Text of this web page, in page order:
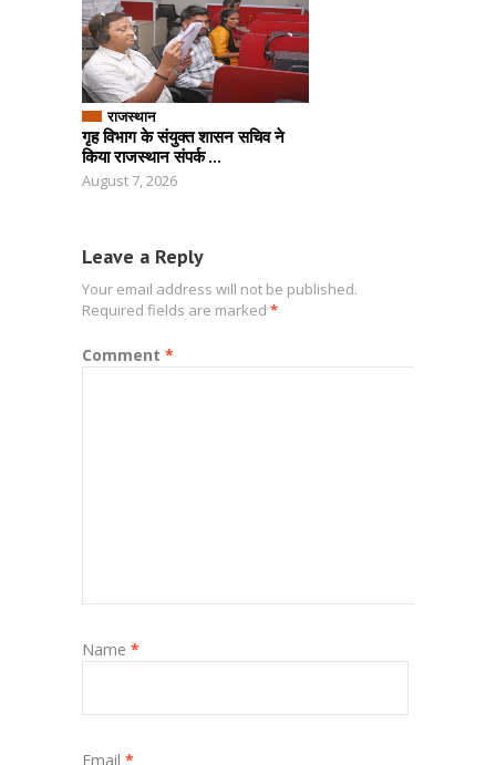
राजस्थान
गृह विभाग के संयुक्त शासन सचिव ने
किया राजस्थान संपर्क ...
August 7, 2026
Leave a Reply
Your email address will not be published.
Required fields are marked *
Comment *
Name *
Email *